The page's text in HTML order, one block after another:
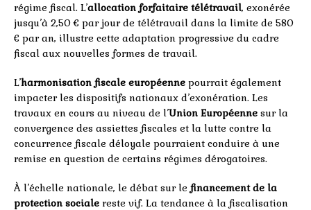
régime fiscal. L’allocation forfaitaire télétravail, exonérée
jusqu’à 2,50 € par jour de télétravail dans la limite de 580
€ par an, illustre cette adaptation progressive du cadre
fiscal aux nouvelles formes de travail.
L’harmonisation fiscale européenne pourrait également
impacter les dispositifs nationaux d’exonération. Les
travaux en cours au niveau de l’Union Européenne sur la
convergence des assiettes fiscales et la lutte contre la
concurrence fiscale déloyale pourraient conduire à une
remise en question de certains régimes dérogatoires.
À l’échelle nationale, le débat sur le financement de la
protection sociale reste vif. La tendance à la fiscalisation